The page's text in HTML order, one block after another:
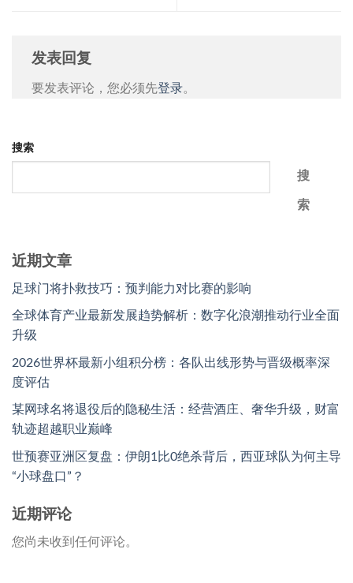
发表回复
要发表评论，您必须先登录。
搜索
搜
索
近期文章
足球门将扑救技巧：预判能力对比赛的影响
全球体育产业最新发展趋势解析：数字化浪潮推动行业全面
升级
2026世界杯最新小组积分榜：各队出线形势与晋级概率深
度评估
某网球名将退役后的隐秘生活：经营酒庄、奢华升级，财富
轨迹超越职业巅峰
世预赛亚洲区复盘：伊朗1比0绝杀背后，西亚球队为何主导
“小球盘口”？
近期评论
您尚未收到任何评论。